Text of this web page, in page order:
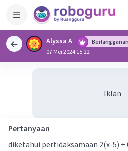
Alyssa A
Berlangganan
07 Mei 2024 15:22
Iklan
Pertanyaan
diketahui pertidaksamaan 2(x-5) +